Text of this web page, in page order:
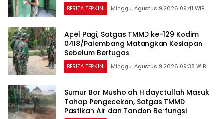
BERITA TERKINI Minggu, Agustus 9 2026 09:41 WIB
Apel Pagi, Satgas TMMD ke-129 Kodim
0418/Palembang Matangkan Kesiapan
Sebelum Bertugas
BERITA TERKINI Minggu, Agustus 9 2026 09:38 WIB
Sumur Bor Musholah Hidayatullah Masuk
Tahap Pengecekan, Satgas TMMD
Pastikan Air dan Tandon Berfungsi